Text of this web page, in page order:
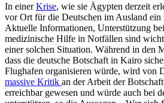
In einerKrise, wie sie Ägypten derzeit
vor Ort für die Deutschen im Ausland
Aktuelle Informationen, Unterstützung
medizinische Hilfe in Notfällen sind
einer solchen Situation. Während in den
dass die deutsche Botschaft in Kairo
Flughafen organisieren würde, wird von
massive Kritik an der Arbeit der
erreichbar gewesen und würde auch bei